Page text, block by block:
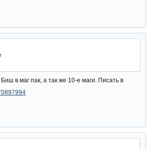
в маг пак, а так же 10-е маги. Писать в